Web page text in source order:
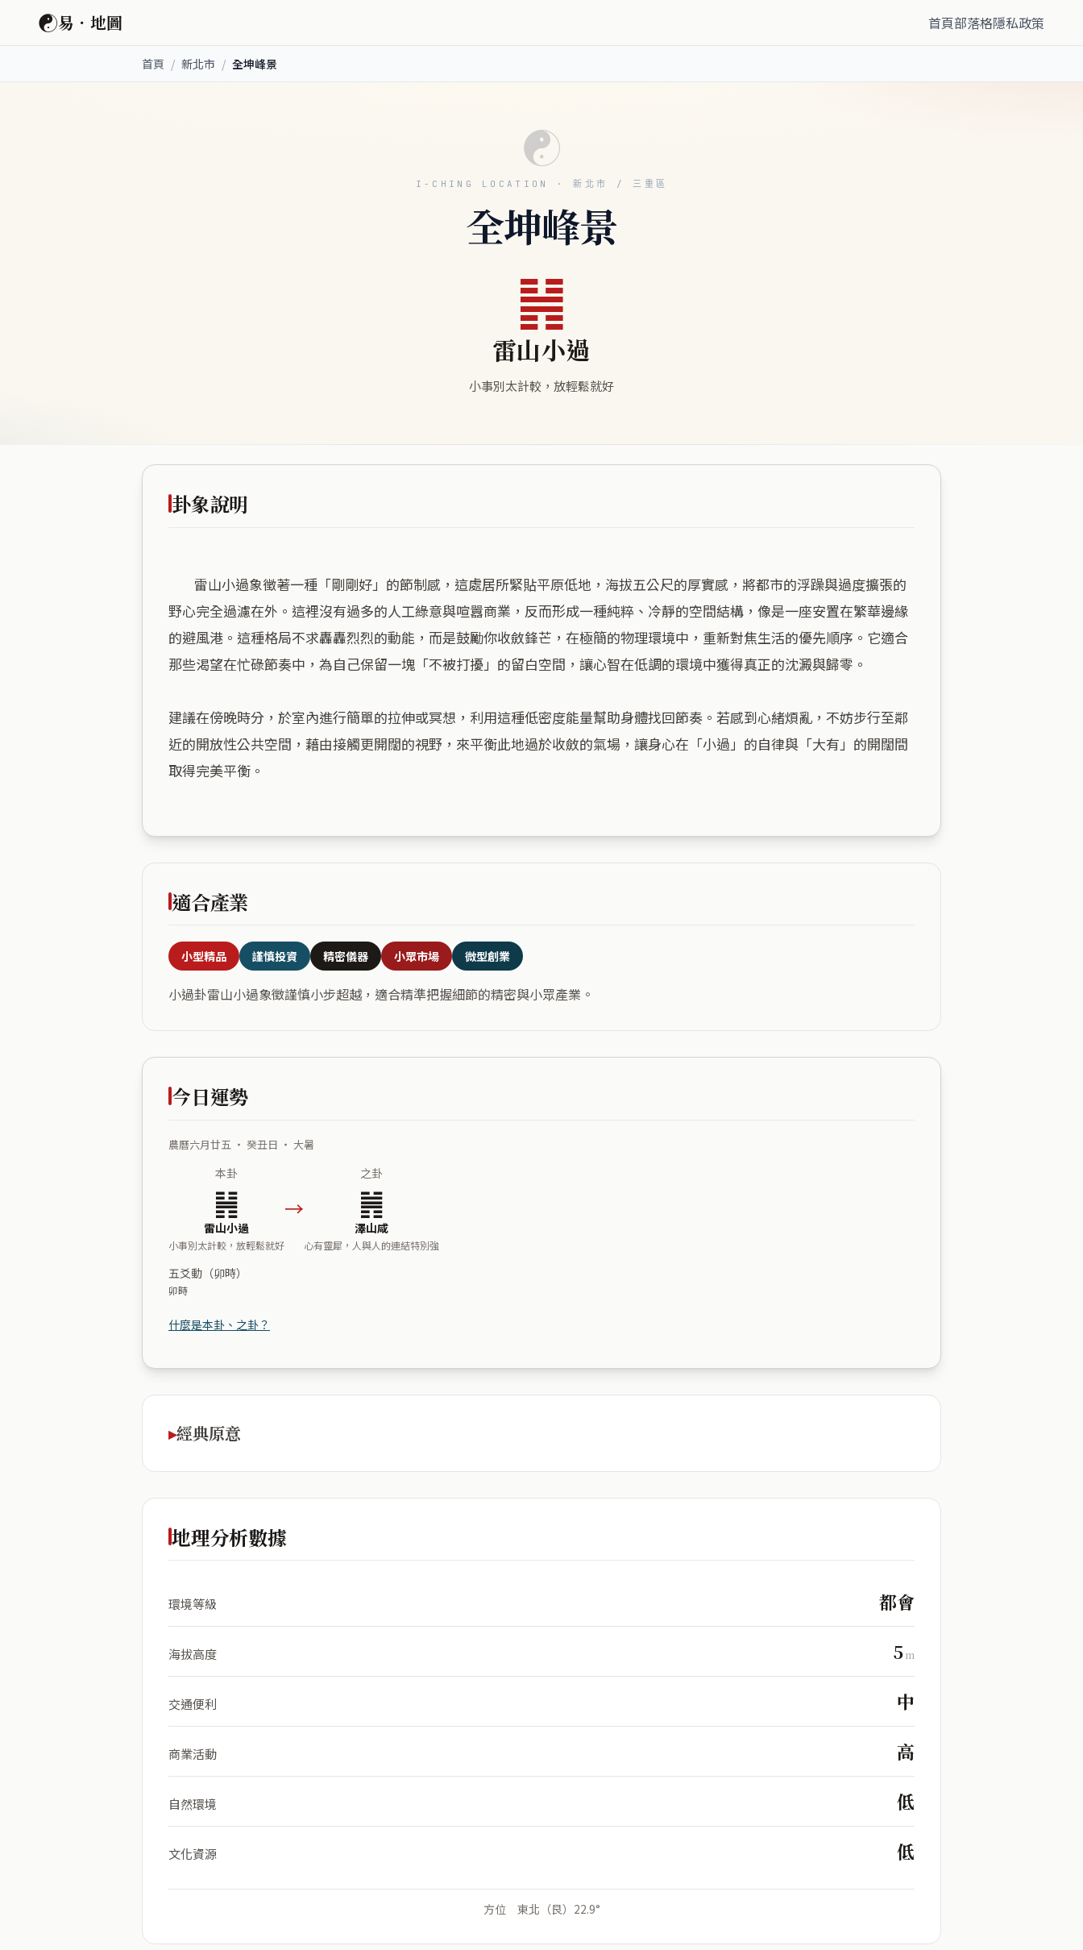
☯易．地圖 首頁部落格隱私政策
首頁 / 新北市 / 全坤峰景
☯
I-CHING LOCATION · 新北市 / 三重區
全坤峰景
䷽
雷山小過
小事別太計較，放輕鬆就好
卦象說明
野心完全過濾在外。這裡沒有過多的人工綠意與喧囂商業，反而形成一種純粹、冷靜的空間結構，像是一座安置在繁華邊緣
的避風港。這種格局不求轟轟烈烈的動能，而是鼓勵你收斂鋒芒，在極簡的物理環境中，重新對焦生活的優先順序。它適合
那些渴望在忙碌節奏中，為自己保留一塊「不被打擾」的留白空間，讓心智在低調的環境中獲得真正的沈澱與歸零。
建議在傍晚時分，於室內進行簡單的拉伸或冥想，利用這種低密度能量幫助身體找回節奏。若感到心緒煩亂，不妨步行至鄰
近的開放性公共空間，藉由接觸更開闊的視野，來平衡此地過於收斂的氣場，讓身心在「小過」的自律與「大有」的開闊間
取得完美平衡。
適合產業
小型精品 謹慎投資 精密儀器 小眾市場 微型創業
小過卦雷山小過象徵謹慎小步超越，適合精準把握細節的精密與小眾產業。
今日運勢
農曆六月廿五 ・ 癸丑日 ・ 大暑
本卦
䷽
雷山小過
小事別太計較，放輕鬆就好
→
之卦
䷞
澤山咸
心有靈犀，人與人的連結特別強
五爻動（卯時）
卯時
什麼是本卦、之卦？
經典原意
地理分析數據
環境等級 都會
海拔高度 5 m
交通便利 中
商業活動 高
自然環境 低
文化資源 低
方位 東北（艮）22.9°